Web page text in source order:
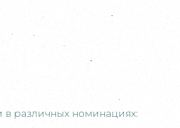
различных номинациях: